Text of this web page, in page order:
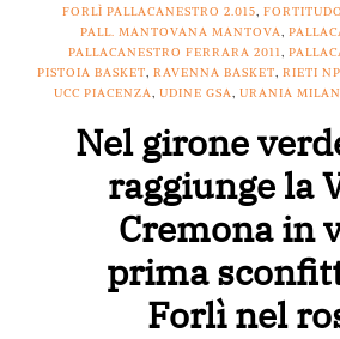
FORLÌ PALLACANESTRO 2.015,
PALL. MANTOVANA MANTOVA,
PALLACANESTRO FERRARA 2011,
PISTOIA BASKET, RAVENNA BASKET, RIETI
UCC PIACENZA, UDINE GSA, URANIA
Nel girone
raggiunge la
Cremona in
prima
Forlì nel